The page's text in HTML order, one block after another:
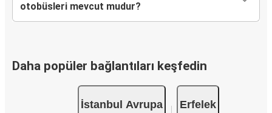
otobüsleri mevcut mudur?
Daha popüler bağlantıları keşfedin
İstanbul Avrupa Erfelek